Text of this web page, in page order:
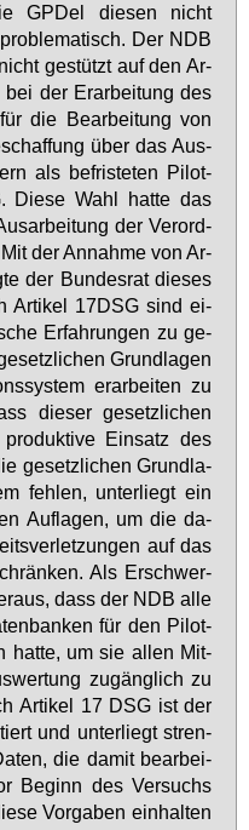
GPDel die­sen nicht
Der NDB
ge­stützt auf den Ar­
der Er­ar­bei­tung des
die Be­ar­bei­tung von
über das Aus­
als be­fris­te­ten Pi­lot­
Die­se Wahl hat­te das
der Ver­ord­
der An­nah­me von Ar­
der Bun­des­rat die­ses
Ar­ti­kel 17DSG sind ei­
Er­fah­run­gen zu ge­
Grund­la­gen
er­ar­bei­ten zu
die­ser ge­setz­li­chen
Ein­satz des
ge­setz­li­chen Grund­la­
feh­len, un­ter­liegt ein
Auf­la­gen, um die da­
auf das
Als Er­schwer­
dass der NDB al­le
für den Pi­lot­
hat­te, um sie al­len Mit­
zu­gäng­lich zu
Ar­ti­kel 17 DSG ist der
und un­ter­liegt stren­
die da­mit be­ar­bei­
Be­ginn des Ver­suchs
Vor­ga­ben ein­hal­ten